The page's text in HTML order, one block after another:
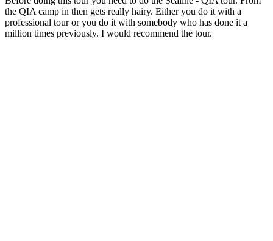
the QIA camp in then gets really hairy. Either you do it with a
professional tour or you do it with somebody who has done it a
million times previously. I would recommend the tour.